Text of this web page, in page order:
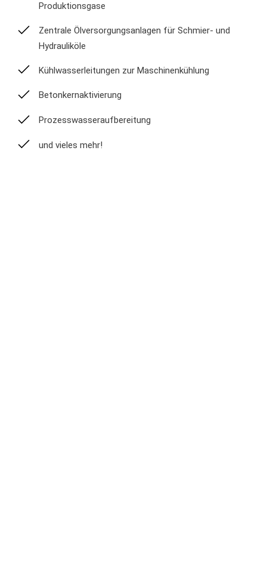
Produktionsgase
Zentrale Ölversorgungsanlagen für Schmier- und
Hydrauliköle
Kühlwasserleitungen zur Maschinenkühlung
Betonkernaktivierung
Prozesswasseraufbereitung
und vieles mehr!